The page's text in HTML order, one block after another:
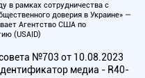
в рамках сотрудничества с
доверия в Украине» —
Агентство США по
(USAID)
№703 от 10.08.2023
медиа - R40-